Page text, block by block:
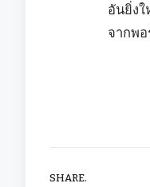
อันยิ่ง
จากพ
SHARE.